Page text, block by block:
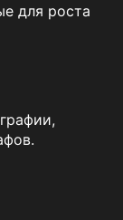
для роста